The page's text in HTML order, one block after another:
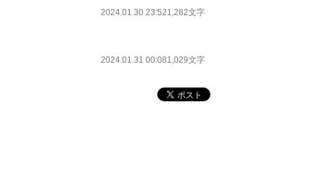
2024.01.30 23:521,282文字
2024.01.31 00:081,029文字